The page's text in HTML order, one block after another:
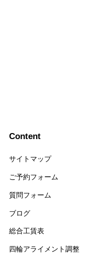
Content
サイトマップ
ご予約フォーム
質問フォーム
ブログ
総合工賃表
四輪アライメント調整